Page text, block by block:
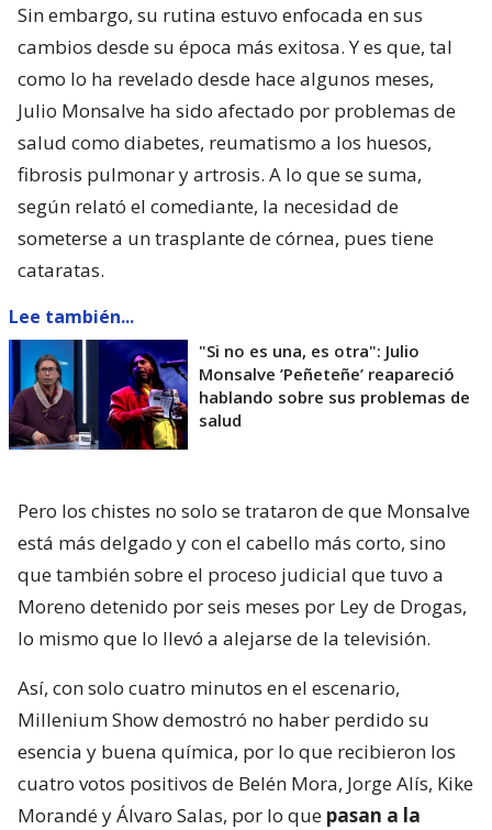
Sin embargo, su rutina estuvo enfocada en sus
cambios desde su época más exitosa. Y es que, tal
como lo ha revelado desde hace algunos meses,
Julio Monsalve ha sido afectado por problemas de
salud como diabetes, reumatismo a los huesos,
fibrosis pulmonar y artrosis. A lo que se suma,
según relató el comediante, la necesidad de
someterse a un trasplante de córnea, pues tiene
cataratas.
Lee también...
"Si no es una, es otra": Julio
Monsalve ’Peñeteñe’ reapareció
hablando sobre sus problemas de
salud
Pero los chistes no solo se trataron de que Monsalve
está más delgado y con el cabello más corto, sino
que también sobre el proceso judicial que tuvo a
Moreno detenido por seis meses por Ley de Drogas,
lo mismo que lo llevó a alejarse de la televisión.
Así, con solo cuatro minutos en el escenario,
Millenium Show demostró no haber perdido su
esencia y buena química, por lo que recibieron los
cuatro votos positivos de Belén Mora, Jorge Alís, Kike
Morandé y Álvaro Salas, por lo que pasan a la